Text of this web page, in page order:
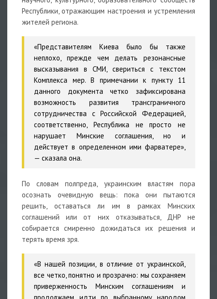
Республики, отражающим настроения и устремления
жителей региона.
«Представителям Киева было бы также
неплохо, прежде чем делать резонансные
высказывания в СМИ, свериться с текстом
Комплекса мер. В примечании к пункту 11
данного документа четко зафиксирована
возможность развития трансграничного
сотрудничества с Российской Федерацией,
соответственно, Республика не просто не
нарушает Минские соглашения, но и
действует в определенном ими фарватере»,
— сказала она.
По словам полпреда, украинским властям пора
осознать очевидную вещь: пока они пытаются
решить, оставаться ли им в рамках Минских
соглашений или от них отказываться, ДНР не
собирается смиренно дожидаться их решения и
терять время зря.
«В нашей позиции, в отличие от украинской,
все четко, понятно и прозрачно: мы сохраняем
приверженность Минским соглашениям и